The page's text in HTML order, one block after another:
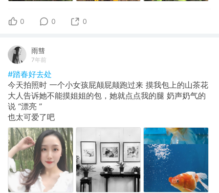
0 0 0
雨彗
7年前
#踏春好去处
今天拍照时 一个小女孩屁颠屁颠跑过来 摸我包上的山茶花
大人告诉她不能摸姐姐的包，她就点点我的腿 奶声奶气的
说 “漂亮 ”
也太可爱了吧 ​​​ ​​​